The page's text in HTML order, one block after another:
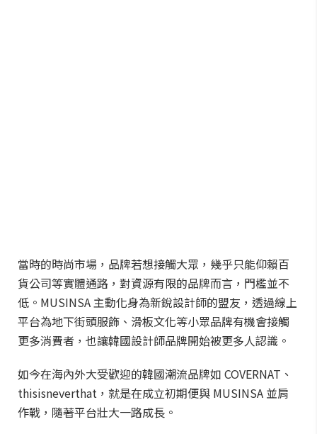
當時的時尚市場，品牌若想接觸大眾，幾乎只能仰賴百
貨公司等實體通路，對資源有限的品牌而言，門檻並不
低。MUSINSA 主動化身為新銳設計師的盟友，透過線上
平台為地下街頭服飾、滑板文化等小眾品牌有機會接觸
更多消費者，也讓韓國設計師品牌開始被更多人認識。
如今在海內外大受歡迎的韓國潮流品牌如 COVERNAT、
thisisneverthat，就是在成立初期便與 MUSINSA 並肩
作戰，隨著平台壯大一路成長。